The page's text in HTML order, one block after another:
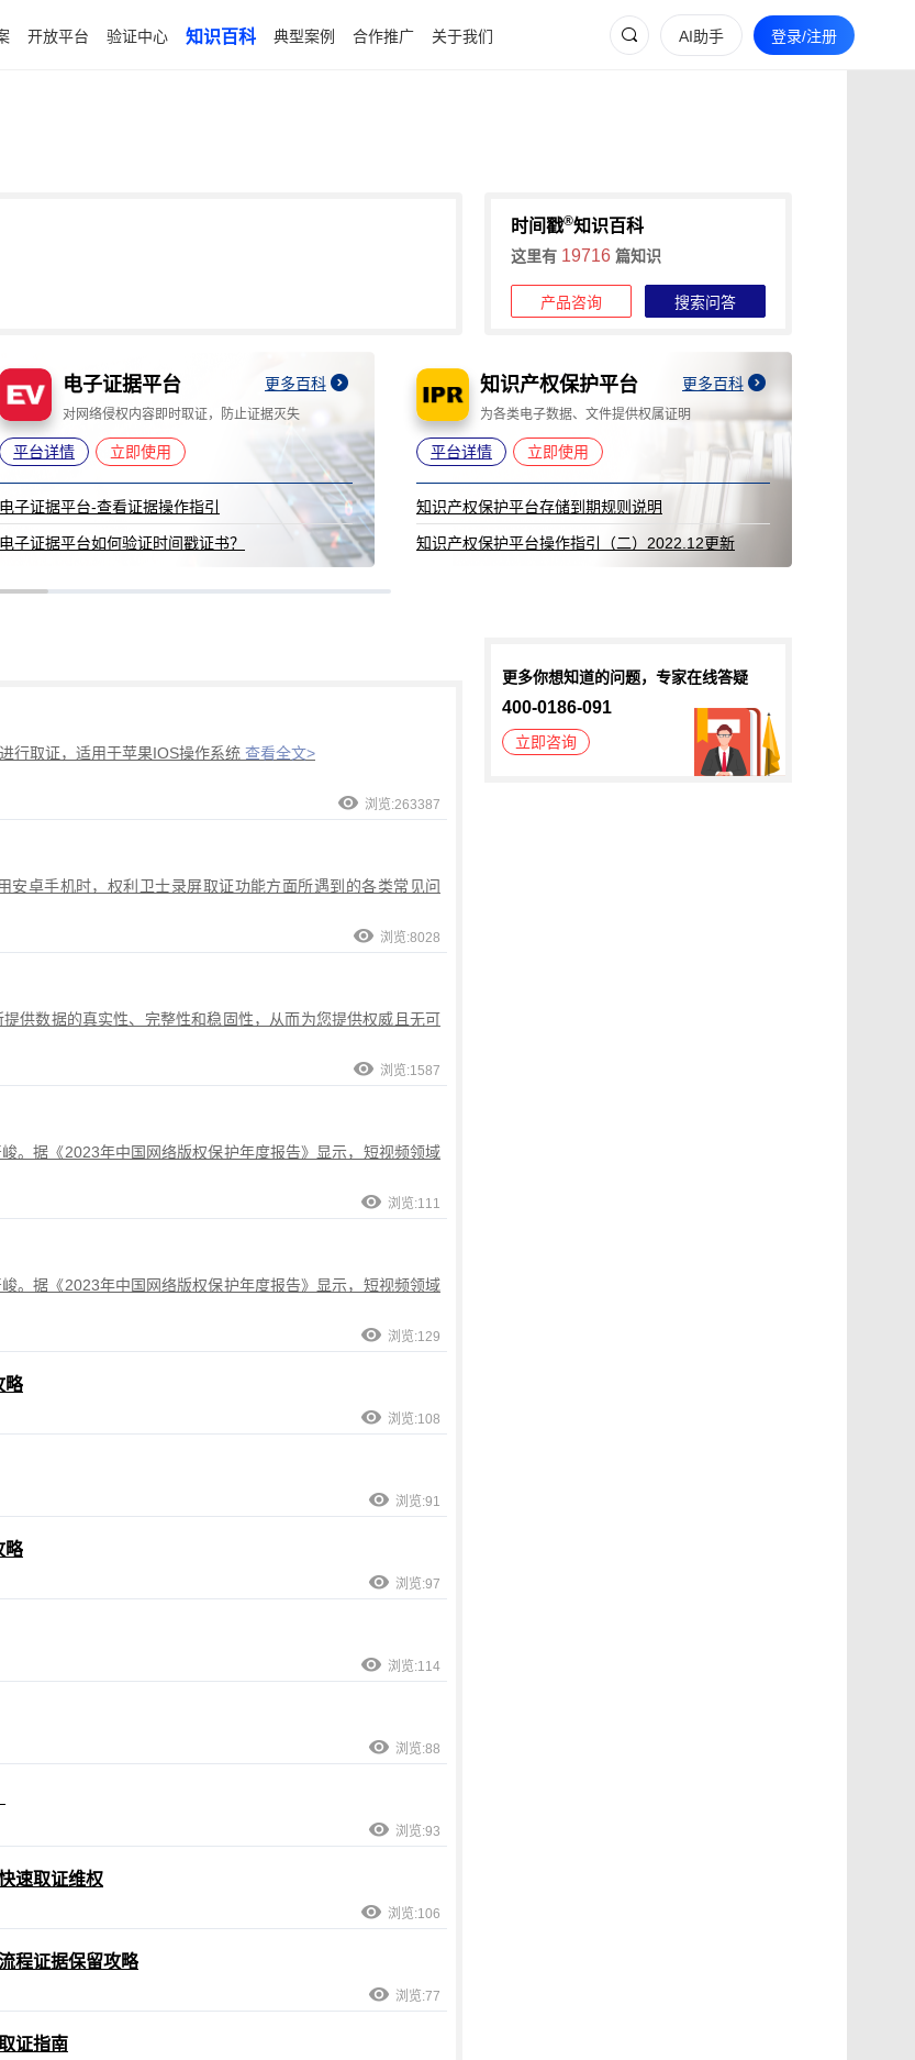
开放平台 验证中心 知识百科 典型案例 合作推广 关于我们 AI助手 登录/注册
时间戳®知识百科
这里有 19716 篇知识
产品咨询 搜索问答
电子证据平台 更多百科
对网络侵权内容即时取证，防止证据灭失
平台详情 立即使用
电子证据平台-查看证据操作指引
电子证据平台如何验证时间戳证书？
知识产权保护平台 更多百科
为各类电子数据、文件提供权属证明
平台详情 立即使用
知识产权保护平台存储到期规则说明
知识产权保护平台操作指引（二）2022.12更新
行取证，适用于苹果IOS操作系统 查看全文>
浏览:263387
卓手机时，权利卫士录屏取证功能方面所遇到的各类常见问
浏览:8028
供数据的真实性、完整性和稳固性，从而为您提供权威且无可
浏览:1587
。据《2023年中国网络版权保护年度报告》显示，短视频领域
浏览:111
。据《2023年中国网络版权保护年度报告》显示，短视频领域
浏览:129
略
浏览:108
浏览:91
略
浏览:97
浏览:114
浏览:88
浏览:93
速取证维权
浏览:106
程证据保留攻略
浏览:77
证指南
更多你想知道的问题，专家在线答疑
400-0186-091
立即咨询